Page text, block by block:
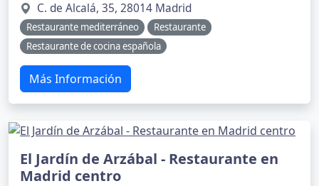
C. de Alcalá, 35, 28014 Madrid
Restaurante mediterráneo
Restaurante
Restaurante de cocina española
Más Información
El Jardín de Arzábal - Restaurante en
Madrid centro